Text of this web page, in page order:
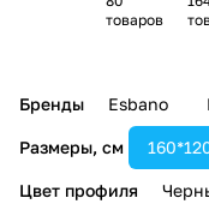
поддо
ном
товаров
на
Бренды Esbano
Размеры, см
Цвет профиля